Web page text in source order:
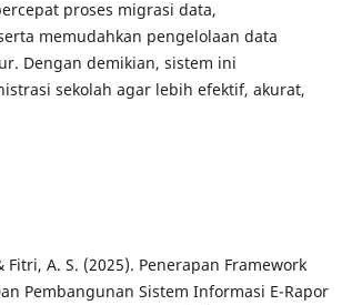
proses migrasi data,
memudahkan pengelolaan data
Dengan demikian, sistem ini
sekolah agar lebih efektif, akurat,
Fitri, A. S. (2025). Penerapan Framework
Pembangunan Sistem Informasi E-Rapor